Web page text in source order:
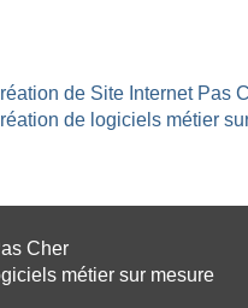
de Site Internet Pas
de logiciels métier
Cher
métier sur mesure